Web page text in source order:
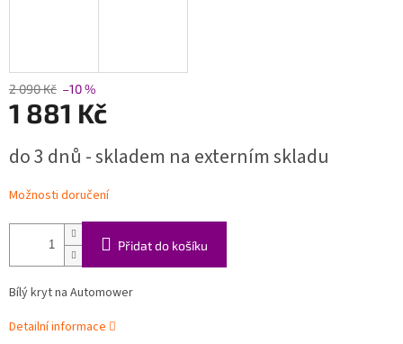
2 090 Kč –10 %
1 881 Kč
cena:
do 3 dnů - skladem na externím skladu
Možnosti doručení
Přidat do košíku
Bílý kryt na Automower
Detailní informace